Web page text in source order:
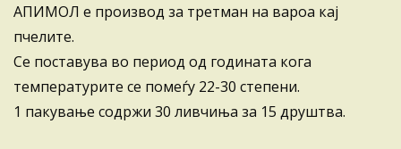
АПИМОЛ е производ за третман на вароа кај
пчелите.
Се поставува во период од годината кога
температурите се помеѓу 22-30 степени.
1 пакување содржи 30 ливчиња за 15 друштва.